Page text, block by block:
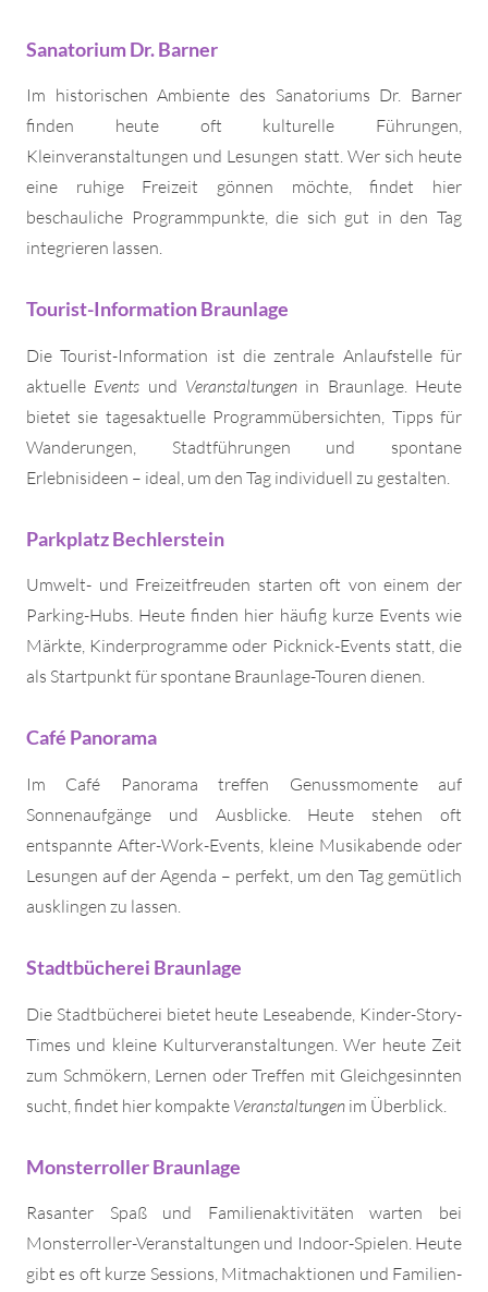
Sanatorium Dr. Barner
Im historischen Ambiente des Sanatoriums Dr. Barner
finden heute oft kulturelle Führungen,
Kleinveranstaltungen und Lesungen statt. Wer sich heute
eine ruhige Freizeit gönnen möchte, findet hier
beschauliche Programmpunkte, die sich gut in den Tag
integrieren lassen.
Tourist-Information Braunlage
Die Tourist-Information ist die zentrale Anlaufstelle für
aktuelle Events und Veranstaltungen in Braunlage. Heute
bietet sie tagesaktuelle Programmübersichten, Tipps für
Wanderungen, Stadtführungen und spontane
Erlebnisideen – ideal, um den Tag individuell zu gestalten.
Parkplatz Bechlerstein
Umwelt- und Freizeitfreuden starten oft von einem der
Parking-Hubs. Heute finden hier häufig kurze Events wie
Märkte, Kinderprogramme oder Picknick-Events statt, die
als Startpunkt für spontane Braunlage-Touren dienen.
Café Panorama
Im Café Panorama treffen Genussmomente auf
Sonnenaufgänge und Ausblicke. Heute stehen oft
entspannte After-Work-Events, kleine Musikabende oder
Lesungen auf der Agenda – perfekt, um den Tag gemütlich
ausklingen zu lassen.
Stadtbücherei Braunlage
Die Stadtbücherei bietet heute Leseabende, Kinder-Story-
Times und kleine Kulturveranstaltungen. Wer heute Zeit
zum Schmökern, Lernen oder Treffen mit Gleichgesinnten
sucht, findet hier kompakte Veranstaltungen im Überblick.
Monsterroller Braunlage
Rasanter Spaß und Familienaktivitäten warten bei
Monsterroller-Veranstaltungen und Indoor-Spielen. Heute
gibt es oft kurze Sessions, Mitmachaktionen und Familien-